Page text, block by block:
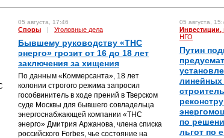
05 августа, 17:46
Споры | Уголовные дела
Бывшему руководству «ТНС
энерго» грозит от 16 до 18 лет
заключения за хищения
По данным «Коммерсанта», 18 лет
колонии строгого режима запросил
гособвинитель в ходе прений в Тверском
суде Москвы для бывшего совладельца
энергоснабжающей компании «ТНС
энерго» Дмитрия Аржанова, члена списка
российского Forbes, чье состояние на
05 августа,
Инвестиции,
НГО
Путин
линейных
по
льгот по